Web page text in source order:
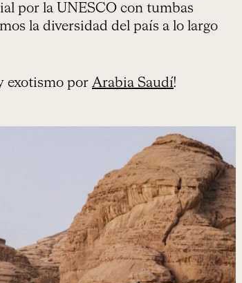
por la UNESCO con tumbas
la diversidad del país a lo largo
exotismo por Arabia Saudí!